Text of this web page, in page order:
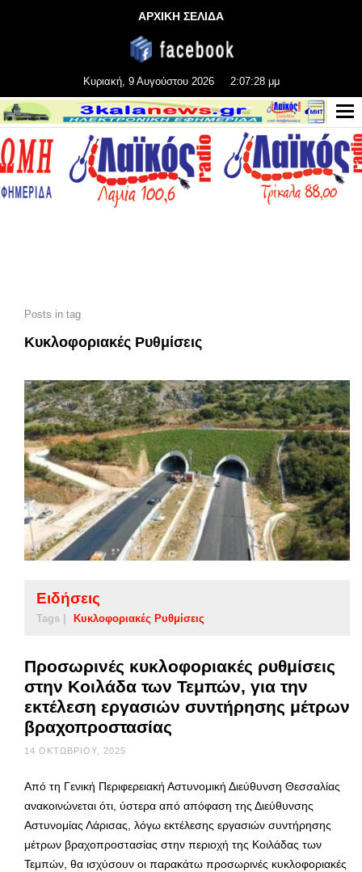
ΑΡΧΙΚΗ ΣΕΛΙΔΑ
Κυριακή, 9 Αυγούστου 2026 2:07:29 μμ
Posts in tag
Κυκλοφοριακές Ρυθμίσεις
Ειδήσεις
Tags | Κυκλοφοριακές Ρυθμίσεις
Προσωρινές κυκλοφοριακές ρυθμίσεις
στην Κοιλάδα των Τεμπών, για την
εκτέλεση εργασιών συντήρησης μέτρων
βραχοπροστασίας
14 ΟΚΤΩΒΡΊΟΥ, 2025
Από τη Γενική Περιφερειακή Αστυνομική Διεύθυνση Θεσσαλίας
ανακοινώνεται ότι, ύστερα από απόφαση της Διεύθυνσης
Αστυνομίας Λάρισας, λόγω εκτέλεσης εργασιών συντήρησης
μέτρων βραχοπροστασίας στην περιοχή της Κοιλάδας των
Τεμπών, θα ισχύσουν οι παρακάτω προσωρινές κυκλοφοριακές